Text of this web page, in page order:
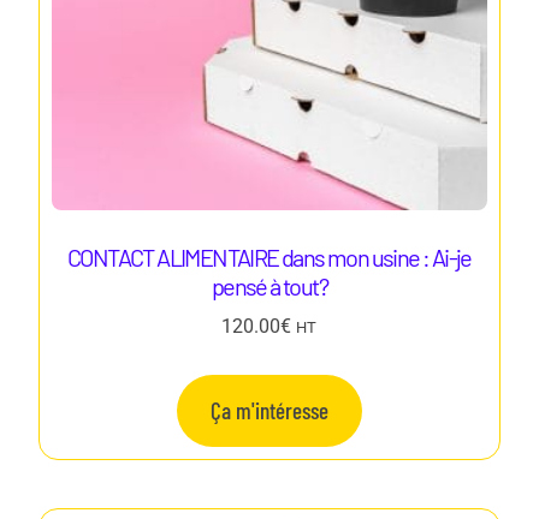
CONTACT ALIMENTAIRE dans mon usine : Ai-je
pensé à tout?
120.00€ HT
Ça m'intéresse